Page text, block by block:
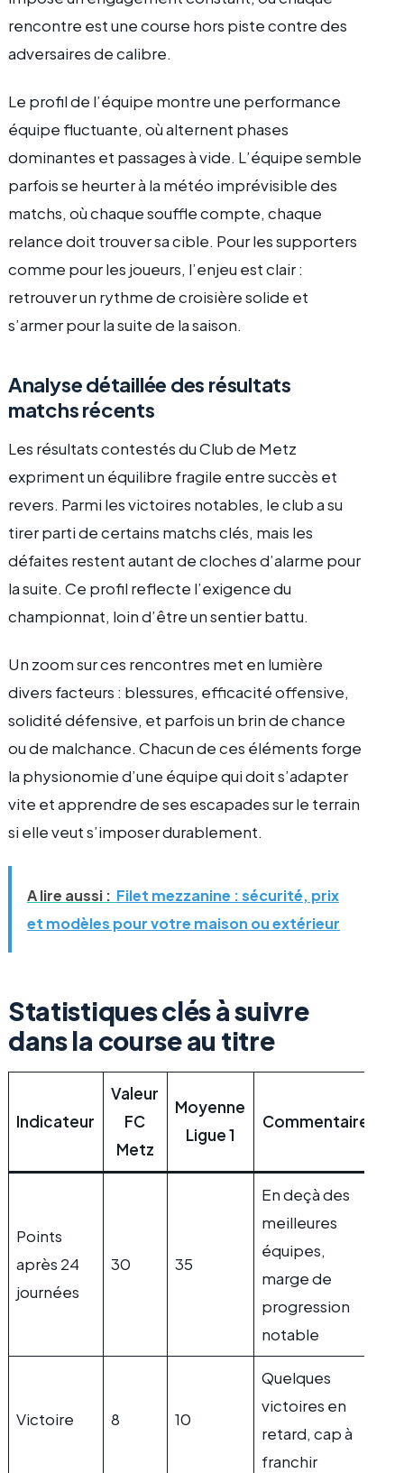
rencontre est une course hors piste contre des
adversaires de calibre.
Le profil de l’équipe montre une performance
équipe fluctuante, où alternent phases
dominantes et passages à vide. L’équipe semble
parfois se heurter à la météo imprévisible des
matchs, où chaque souffle compte, chaque
relance doit trouver sa cible. Pour les supporters
comme pour les joueurs, l’enjeu est clair :
retrouver un rythme de croisière solide et
s’armer pour la suite de la saison.
Analyse détaillée des résultats
matchs récents
Les résultats contestés du Club de Metz
expriment un équilibre fragile entre succès et
revers. Parmi les victoires notables, le club a su
tirer parti de certains matchs clés, mais les
défaites restent autant de cloches d’alarme pour
la suite. Ce profil reflecte l’exigence du
championnat, loin d’être un sentier battu.
Un zoom sur ces rencontres met en lumière
divers facteurs : blessures, efficacité offensive,
solidité défensive, et parfois un brin de chance
ou de malchance. Chacun de ces éléments forge
la physionomie d’une équipe qui doit s’adapter
vite et apprendre de ses escapades sur le terrain
si elle veut s’imposer durablement.
A lire aussi : Filet mezzanine : sécurité, prix
et modèles pour votre maison ou extérieur
Statistiques clés à suivre
dans la course au titre
Indicateur
Valeur
FC
Metz
Moyenne
Ligue 1
Commentaire
Points
après 24
journées
30 35
En deçà des
meilleures
équipes,
marge de
progression
notable
Victoire 8 10
Quelques
victoires en
retard, cap à
franchir